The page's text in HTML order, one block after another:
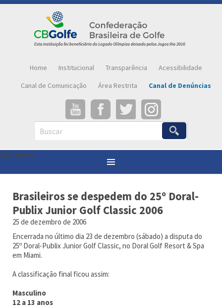
Home Institucional Transparência
Acessibilidade
Canal de Comunicação
Área Restrita Canal de Denúncias
Buscar
Abrir menu
Você está aqui: Notícias
Brasileiros se despedem do 25º Doral-Publix Junior Golf Classic 2006
Brasileiros se despedem do 25º Doral-
Publix Junior Golf Classic 2006
25 de dezembro de 2006
Encerrada no último dia 23 de dezembro (sábado) a disputa do
25º Doral-Publix Junior Golf Classic, no Doral Golf Resort & Spa
em Miami.
A classificação final ficou assim:
Masculino
12 a 13 anos